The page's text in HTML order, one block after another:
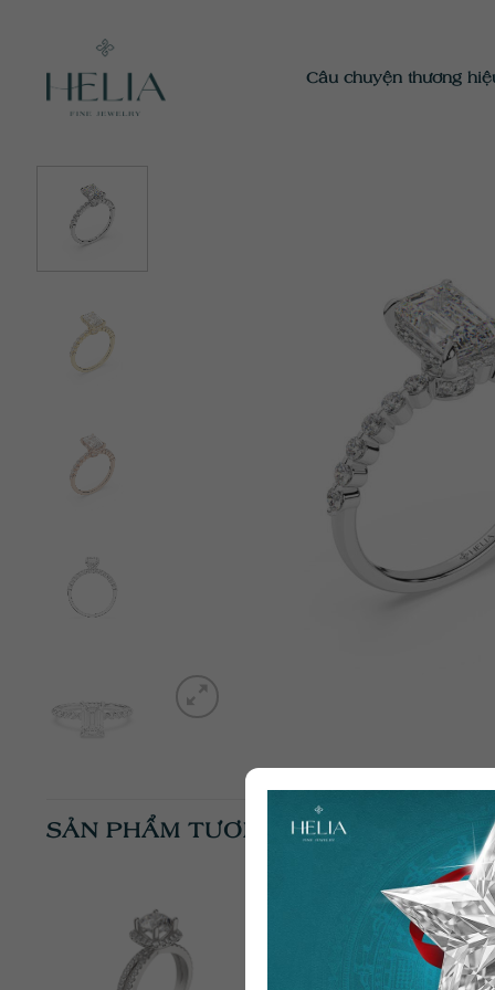
dung
Câu chuyện thương
SẢN PHẨM TƯƠNG TỰ